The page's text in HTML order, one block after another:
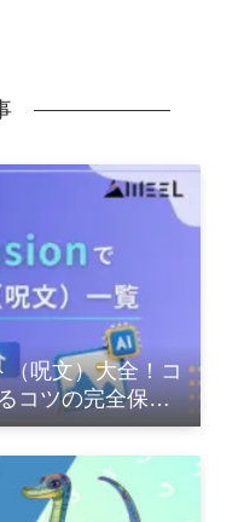
（呪文）大全！コ
コツの完全保存